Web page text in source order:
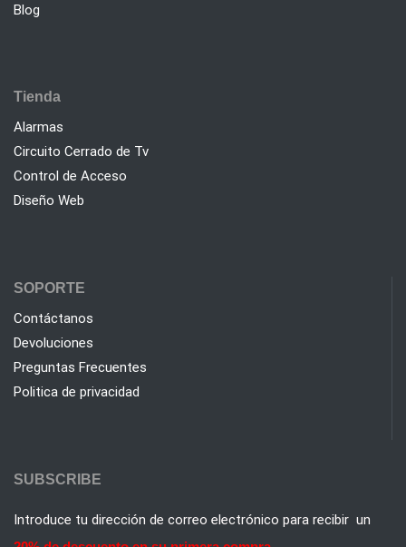
Blog
Tienda
Alarmas
Circuito Cerrado de Tv
Control de Acceso
Diseño Web
SOPORTE
Contáctanos
Devoluciones
Preguntas Frecuentes
Politica de privacidad
SUBSCRIBE
Introduce tu dirección de correo electrónico para recibir un